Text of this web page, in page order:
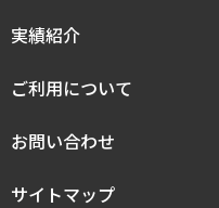
実績紹介
ご利用について
お問い合わせ
サイトマップ